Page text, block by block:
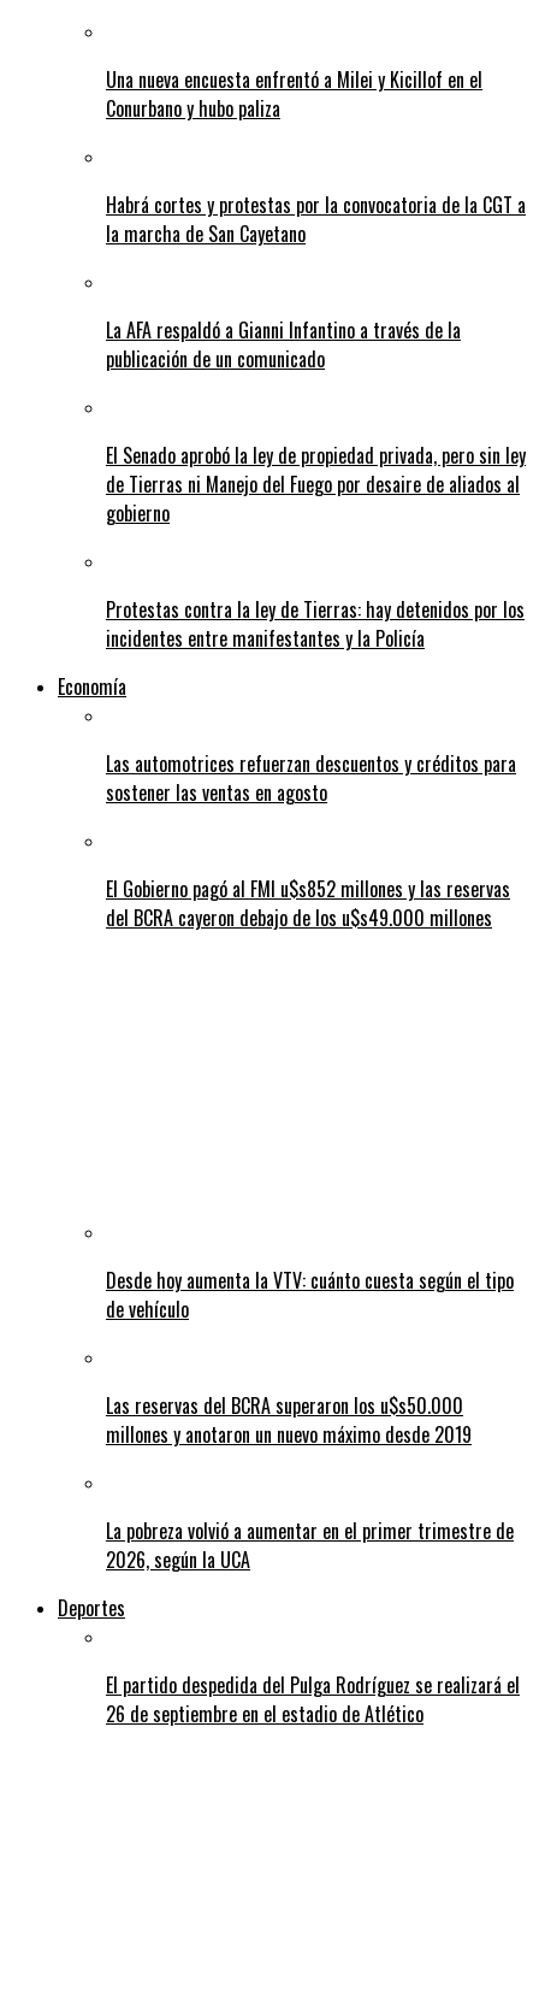
Una nueva encuesta enfrentó a Milei y Kicillof en el
Conurbano y hubo paliza
Habrá cortes y protestas por la convocatoria de la CGT a
la marcha de San Cayetano
La AFA respaldó a Gianni Infantino a través de la
publicación de un comunicado
El Senado aprobó la ley de propiedad privada, pero sin ley
de Tierras ni Manejo del Fuego por desaire de aliados al
gobierno
Protestas contra la ley de Tierras: hay detenidos por los
incidentes entre manifestantes y la Policía
Economía
Las automotrices refuerzan descuentos y créditos para
sostener las ventas en agosto
El Gobierno pagó al FMI u$s852 millones y las reservas
del BCRA cayeron debajo de los u$s49.000 millones
Desde hoy aumenta la VTV: cuánto cuesta según el tipo
de vehículo
Las reservas del BCRA superaron los u$s50.000
millones y anotaron un nuevo máximo desde 2019
La pobreza volvió a aumentar en el primer trimestre de
2026, según la UCA
Deportes
El partido despedida del Pulga Rodríguez se realizará el
26 de septiembre en el estadio de Atlético